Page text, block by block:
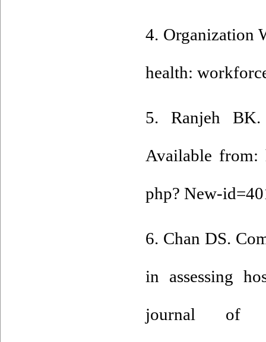
4. Organization
health:
5. Ranjeh
Available from:
php? New-
6. Chan DS.
in assessing
journal of